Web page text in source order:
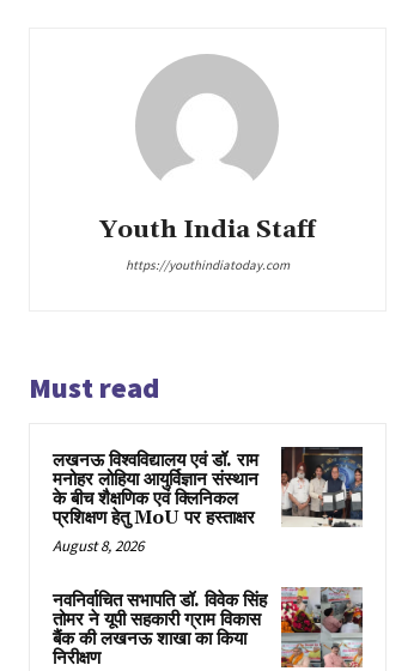
Youth India Staff
https://youthindiatoday.com
Must read
लखनऊ विश्वविद्यालय एवं डॉ. राम
मनोहर लोहिया आयुर्विज्ञान संस्थान
के बीच शैक्षणिक एवं क्लिनिकल
प्रशिक्षण हेतु MoU पर हस्ताक्षर
August 8, 2026
नवनिर्वाचित सभापति डॉ. विवेक सिंह
तोमर ने यूपी सहकारी ग्राम विकास
बैंक की लखनऊ शाखा का किया
निरीक्षण